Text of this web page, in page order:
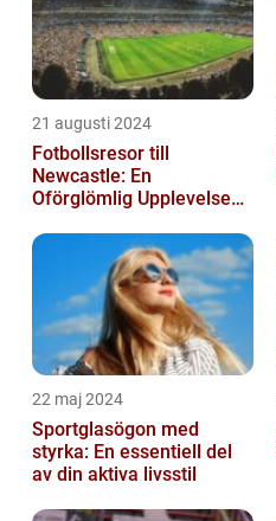
21 augusti 2024
Fotbollsresor till
Newcastle: En
Oförglömlig Upplevelse
22 maj 2024
Sportglasögon med
styrka: En essentiell del
av din aktiva livsstil